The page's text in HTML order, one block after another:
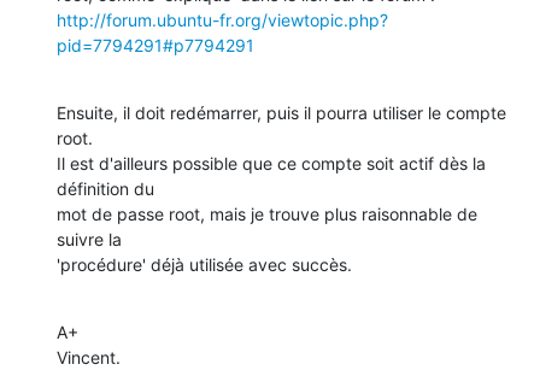
http://forum.ubuntu-fr.org/viewtopic.php?
pid=7794291#p7794291
Ensuite, il doit redémarrer, puis il pourra utiliser le compte
root.
Il est d'ailleurs possible que ce compte soit actif dès la
définition du
mot de passe root, mais je trouve plus raisonnable de
suivre la
'procédure' déjà utilisée avec succès.
A+
Vincent.